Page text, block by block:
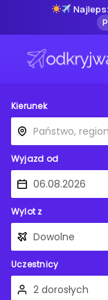
Kierunek
Wyjazd od
Wylot z
Uczestnicy